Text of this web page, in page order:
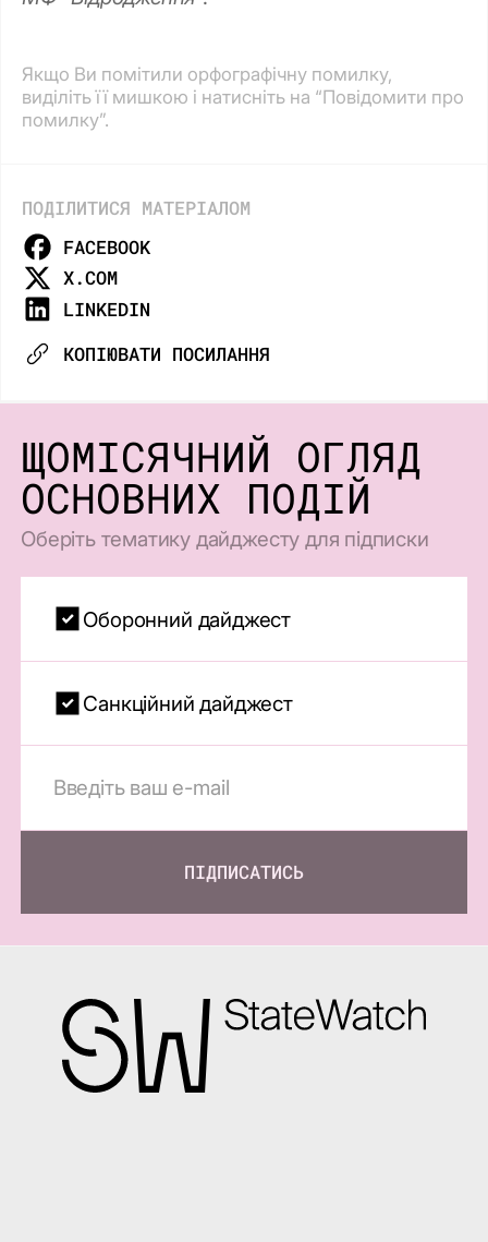
Якщо Ви помітили орфографічну помилку,
виділіть її мишкою і натисніть на “Повідомити про
помилку”.
ПОДІЛИТИСЯ МАТЕРІАЛОМ
FACEBOOK
X.COM
LINKEDIN
КОПІЮВАТИ ПОСИЛАННЯ
ЩОМІСЯЧНИЙ ОГЛЯД
ОСНОВНИХ ПОДІЙ
Оберіть тематику дайджесту для підписки
Оборонний дайджест
Санкційний дайджест
ПІДПИСАТИСЬ